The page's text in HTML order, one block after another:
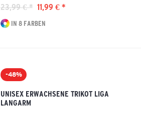
23,99 € * 11,99 € *
IN 8 FARBEN
-48%
UNISEX ERWACHSENE TRIKOT LIGA
LANGARM